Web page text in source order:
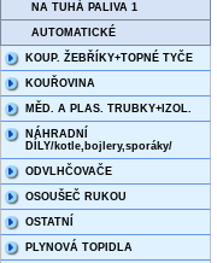
NA TUHÁ PALIVA 1
AUTOMATICKÉ
KOUP. ŽEBŘÍKY+TOPNÉ TYČE
KOUŘOVINA
MĚD. A PLAS. TRUBKY+IZOL.
NÁHRADNÍ
DÍLY/kotle,bojlery,sporáky/
ODVLHČOVAČE
OSOUŠEČ RUKOU
OSTATNÍ
PLYNOVÁ TOPIDLA